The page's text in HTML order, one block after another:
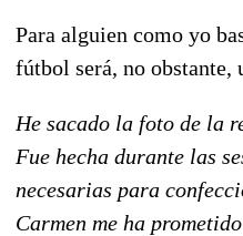
Para alguien como yo
fútbol será, no obstante,
He sacado la foto de la
Fue hecha durante las
necesarias para
Carmen me ha